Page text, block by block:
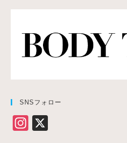
SNSフォロー
In